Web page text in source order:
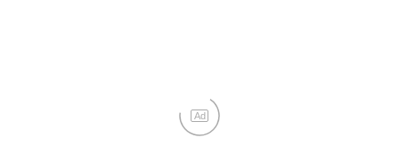
Ad